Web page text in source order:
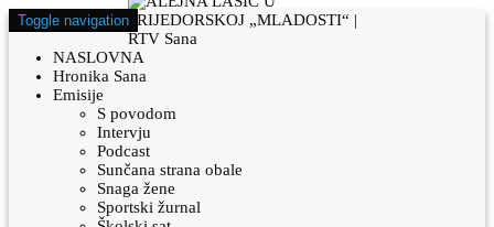
Toggle navigation
NASLOVNA
Hronika Sana
Emisije
S povodom
Intervju
Podcast
Sunčana strana obale
Snaga žene
Sportski žurnal